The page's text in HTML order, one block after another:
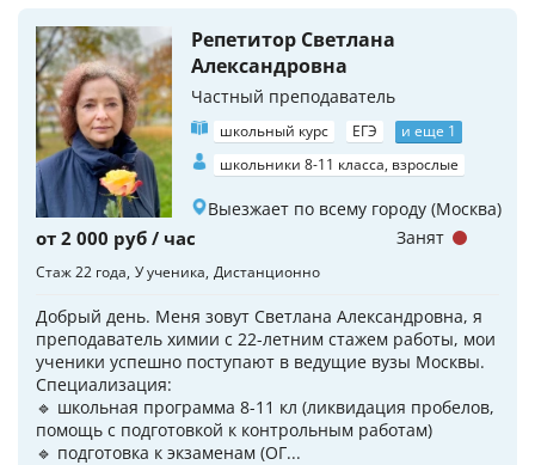
Репетитор Светлана
Александровна
Частный преподаватель
школьный курс ЕГЭ
и еще 1
школьники 8-11 класса, взрослые
Выезжает по всему городу (Москва)
от 2 000 руб / час
Стаж 22 года У ученика Дистанционно
Добрый день. Меня зовут Светлана Александровна, я
преподаватель химии с 22-летним стажем работы, мои
ученики успешно поступают в ведущие вузы Москвы.
Специализация:
🔹 школьная программа 8-11 кл (ликвидация пробелов,
помощь с подготовкой к контрольным работам)
🔹 подготовка к экзаменам (ОГ...
Занят